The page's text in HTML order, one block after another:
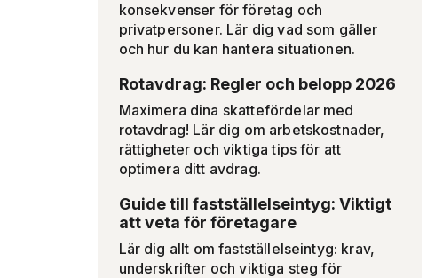
konsekvenser för företag och
privatpersoner. Lär dig vad som gäller
och hur du kan hantera situationen.
Rotavdrag: Regler och belopp 2026
Maximera dina skattefördelar med
rotavdrag! Lär dig om arbetskostnader,
rättigheter och viktiga tips för att
optimera ditt avdrag.
Guide till fastställelseintyg: Viktigt
att veta för företagare
Lär dig allt om fastställelseintyg: krav,
underskrifter och viktiga steg för